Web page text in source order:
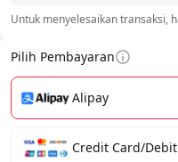
Untuk menyelesaikan transaksi,
Pilih Pembayaran
Alipay
Credit Card/